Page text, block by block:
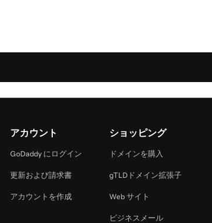
アカウント
GoDaddy にログイン
更新および請求書
アカウントを作成
ショッピング
ドメインを購入
gTLDドメイン拡張子
Web サイト
ビジネスメール